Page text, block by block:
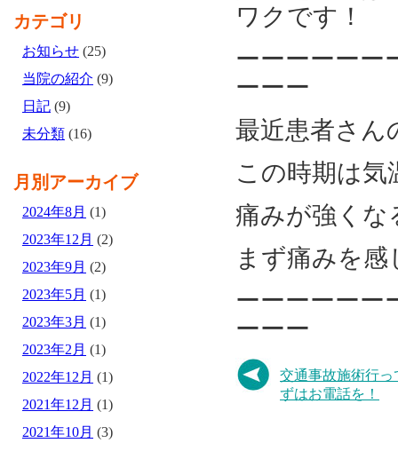
ワクです！
ーーーーーー
ーーー
最近患者さん
この時期は気
痛みが強くな
まず痛みを
ーーーーーー
ーーー
交通事故施術行
ずはお電話を！
カテゴリ
お知らせ (25)
当院の紹介 (9)
日記 (9)
未分類 (16)
月別アーカイブ
2024年8月 (1)
2023年12月 (2)
2023年9月 (2)
2023年5月 (1)
2023年3月 (1)
2023年2月 (1)
2022年12月 (1)
2021年12月 (1)
2021年10月 (3)